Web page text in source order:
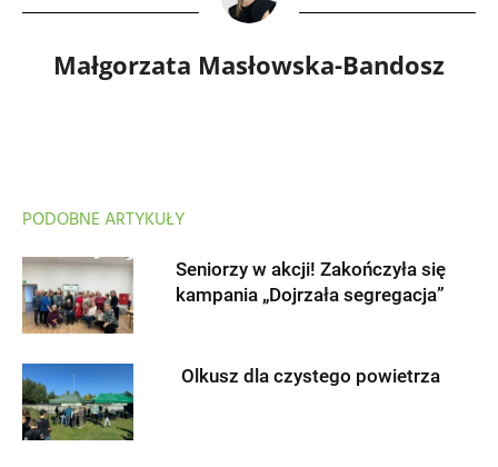
Małgorzata Masłowska-Bandosz
PODOBNE ARTYKUŁY
Seniorzy w akcji! Zakończyła się
kampania „Dojrzała segregacja”
Olkusz dla czystego powietrza